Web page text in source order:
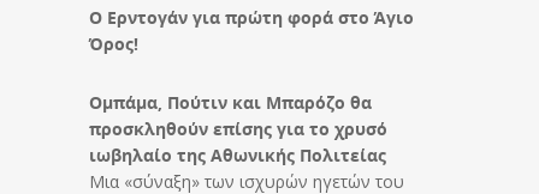
Ο Ερντογάν για πρώτη φορά στο Άγιο
Όρος!
Ομπάμα, Πούτιν και Μπαρόζο θα
προσκληθούν επίσης για το χρυσό
ιωβηλαίο της Αθωνικής Πολιτείας
Μια «σύναξη» των ισχυρών ηγετών του